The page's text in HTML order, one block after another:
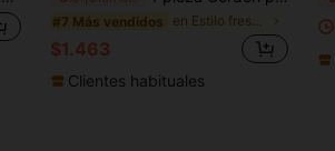
#7 Más vendidos en Estilo fresco Cordones para teléfonos celulares
$1.463
Clientes habituales